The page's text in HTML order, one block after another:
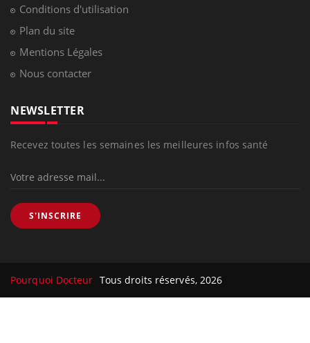
Conditions d'utilisation
Plan du site
Mentions Légales
Nous contacter
NEWSLETTER
Recevez toutes les semaines les meilleures infos santé
S'INSCRIRE
Pourquoi Docteur Tous droits réservés, 2026